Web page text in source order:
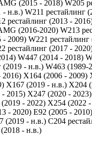
(2015 - 2018) W205
- н.в.) W211 рестайлинг
рестайлинг (2013 -
(2016-2020) W213
- 2009) W221
рестайлинг (2017 -
W447 (2014 - 2018)
(2019 - н.в.) W463 (1989-
2016) X164 (2006 - 2009)
X167 (2019 - н.в.) X204
- 2015) X247 (2020 - 2023)
- 2022) X254 (2022
- 2020) Е92 (2005 - 2010)
(2019 - н.в.) С204
- н.в.)